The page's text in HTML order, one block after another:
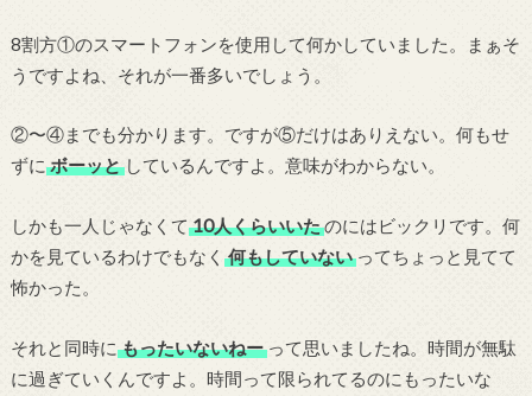
8割方①のスマートフォンを使用して何かしていました。まぁそ
うですよね、それが一番多いでしょう。
②〜④までも分かります。ですが⑤だけはありえない。何もせ
ずに ボーッとしているんですよ。意味がわからない。
しかも一人じゃなくて 10人くらいいたのにはビックリです。何
かを見ているわけでもなく 何もしていないってちょっと見てて
怖かった。
それと同時に もったいないねーって思いましたね。時間が無駄
に過ぎていくんですよ。時間って限られてるのにもったいな